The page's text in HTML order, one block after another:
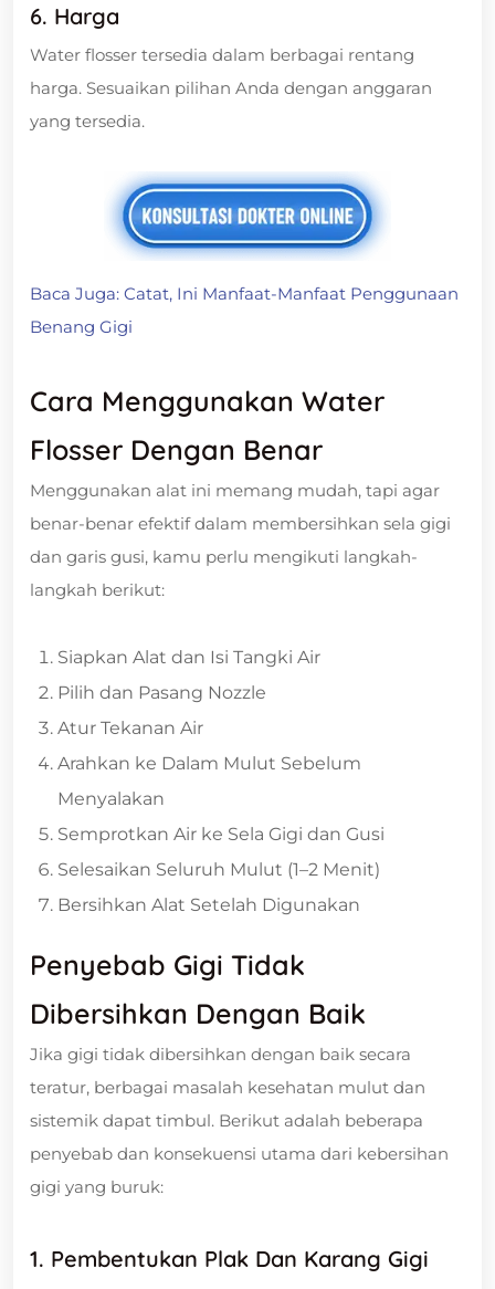
6. Harga
Water flosser tersedia dalam berbagai rentang
harga. Sesuaikan pilihan Anda dengan anggaran
yang tersedia.
Baca Juga: Catat, Ini Manfaat-Manfaat Penggunaan
Benang Gigi
Cara Menggunakan Water
Flosser Dengan Benar
Menggunakan alat ini memang mudah, tapi agar
benar-benar efektif dalam membersihkan sela gigi
dan garis gusi, kamu perlu mengikuti langkah-
langkah berikut:
Siapkan Alat dan Isi Tangki Air
Pilih dan Pasang Nozzle
Atur Tekanan Air
Arahkan ke Dalam Mulut Sebelum
Menyalakan
Semprotkan Air ke Sela Gigi dan Gusi
Selesaikan Seluruh Mulut (1–2 Menit)
Bersihkan Alat Setelah Digunakan
Penyebab Gigi Tidak
Dibersihkan Dengan Baik
Jika gigi tidak dibersihkan dengan baik secara
teratur, berbagai masalah kesehatan mulut dan
sistemik dapat timbul. Berikut adalah beberapa
penyebab dan konsekuensi utama dari kebersihan
gigi yang buruk:
1. Pembentukan Plak Dan Karang Gigi